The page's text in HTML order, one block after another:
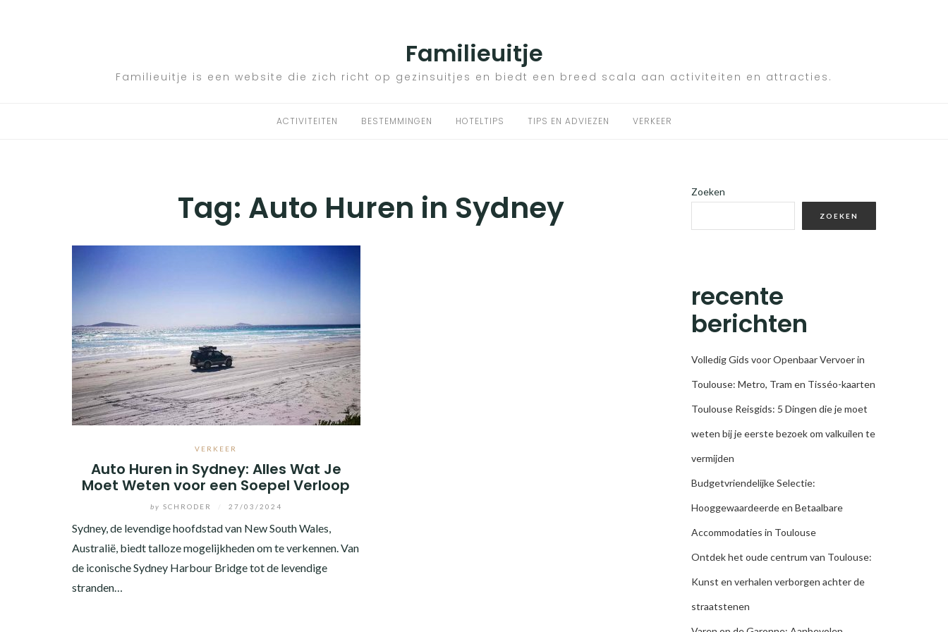
Familieuitje
Familieuitje is een website die zich richt op gezinsuitjes en biedt een breed scala aan activiteiten en attracties.
ACTIVITEITEN BESTEMMINGEN HOTELTIPS TIPS EN ADVIEZEN VERKEER
Tag: Auto Huren in Sydney
VERKEER
Auto Huren in Sydney: Alles Wat Je
Moet Weten voor een Soepel Verloop
by SCHRODER 27/03/2024
Sydney, de levendige hoofdstad van New South Wales,
Australië, biedt talloze mogelijkheden om te verkennen. Van
de iconische Sydney Harbour Bridge tot de levendige
stranden…
Zoeken
ZOEKEN
recente
berichten
Volledig Gids voor Openbaar Vervoer in
Toulouse: Metro, Tram en Tisséo-kaarten
Toulouse Reisgids: 5 Dingen die je moet
weten bij je eerste bezoek om valkuilen te
vermijden
Budgetvriendelijke Selectie:
Hooggewaardeerde en Betaalbare
Accommodaties in Toulouse
Ontdek het oude centrum van Toulouse:
Kunst en verhalen verborgen achter de
straatstenen